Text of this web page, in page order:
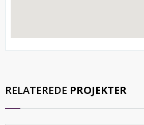
RELATEREDE PROJEKTER